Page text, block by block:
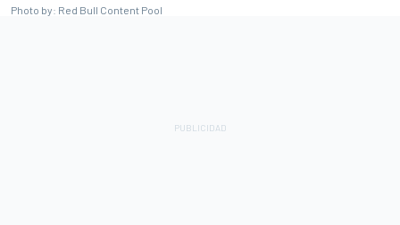
Photo by: Red Bull Content Pool